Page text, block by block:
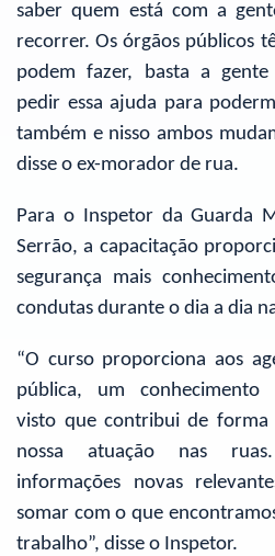
saber quem está com a
recorrer. Os órgãos públicos
podem fazer, basta a
pedir essa ajuda para
também e nisso ambos
disse o ex-morador de rua.
Para o Inspetor da Guarda
Serrão, a capacitação
segurança mais
condutas durante o dia a dia
“O curso proporciona aos
pública, um conhecimento
visto que contribui de forma
nossa atuação nas
informações novas
somar com o que
trabalho”, disse o Inspetor.